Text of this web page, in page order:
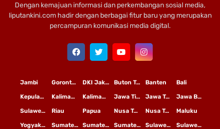
Dengan kemajuan informasi dan perkembangan sosial media,
liputankini.com hadir dengan berbagai fitur baru yang merupakan
percampuran komunikasi media digital.
Bali
Banten
Buton Tengah
DKI Jakarta
Gorontalo
Jambi
Jawa Barat
Jawa Tengah
Jawa Timur
Kalimantan Tengah
Kalimantan Timur
Kepulauan Riau
Maluku
Nusa Tenggara Barat
Nusa Tenggara Timur
Papua
Riau
Sulawesi Selatan
Sulawesi Tengah
Sulawesi Utara
Sumatera Barat
Sumatera Selatan
Sumatera Utara
Yogyakarta